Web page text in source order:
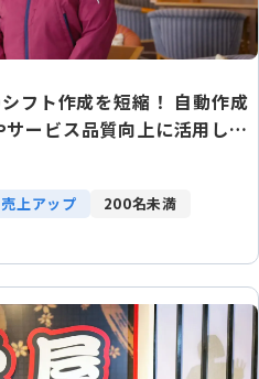
フト作成を短縮！ 自動作成
ービス品質向上に活用しDX
上アップ
200名未満